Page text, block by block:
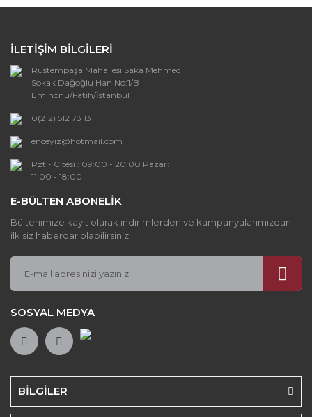
Yorum Yaz
Ürün açıklamasında eksik bilgiler bulunuyor.
Ürün bilgilerinde hatalar bulunuyor.
Ürün fiyatı diğer sitelerden daha pahalı.
Bu ürüne benzer farklı alternatifler olmalı.
İLETİŞİM BİLGİLERİ
Rüstempaşa Mahallesi Saka Mehmed
Sokak Dağoğlu Han No:1/B
Eminönü/Fatih/İstanbul
0(212) 512 73 13
enceyiz@hotmail.com
Pzt - C.tesi : 09:00 - 20:00 Pazar:
11:00 - 18:00
BİLGİLER
E-BÜLTEN ABONELİK
Bültenimize kayıt olarak indirimlerden ve kampanyalarımızdan
ilk siz haberdar olabilirsiniz.
SOSYAL MEDYA